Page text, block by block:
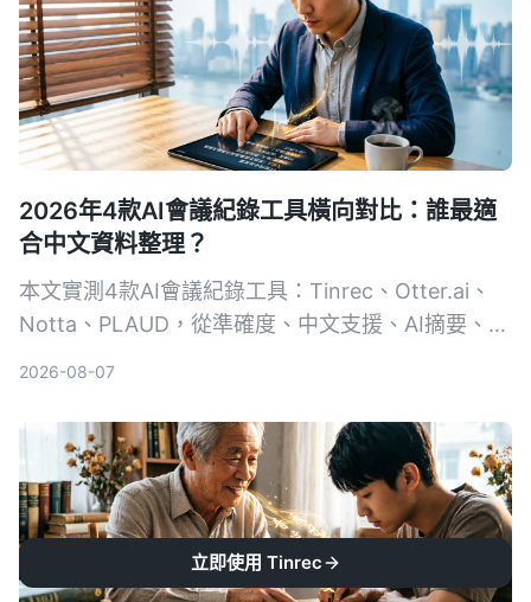
2026年4款AI會議紀錄工具橫向對比：誰最適
合中文資料整理？
本文實測4款AI會議紀錄工具：Tinrec、Otter.ai、
Notta、PLAUD，從準確度、中文支援、AI摘要、多
2026-08-07
立即使用 Tinrec